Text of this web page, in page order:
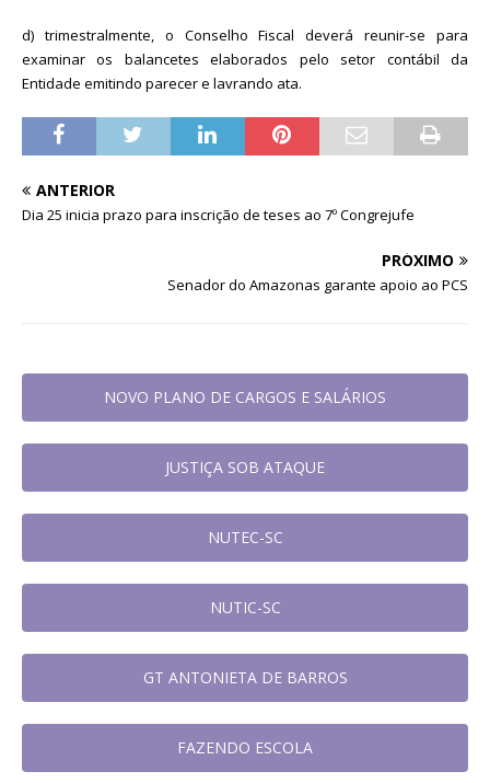
d) trimestralmente, o Conselho Fiscal deverá reunir-se para
examinar os balancetes elaborados pelo setor contábil da
Entidade emitindo parecer e lavrando ata.
ANTERIOR
Dia 25 inicia prazo para inscrição de teses ao 7º Congrejufe
PRÓXIMO
Senador do Amazonas garante apoio ao PCS
NOVO PLANO DE CARGOS E SALÁRIOS
JUSTIÇA SOB ATAQUE
NUTEC-SC
NUTIC-SC
GT ANTONIETA DE BARROS
FAZENDO ESCOLA